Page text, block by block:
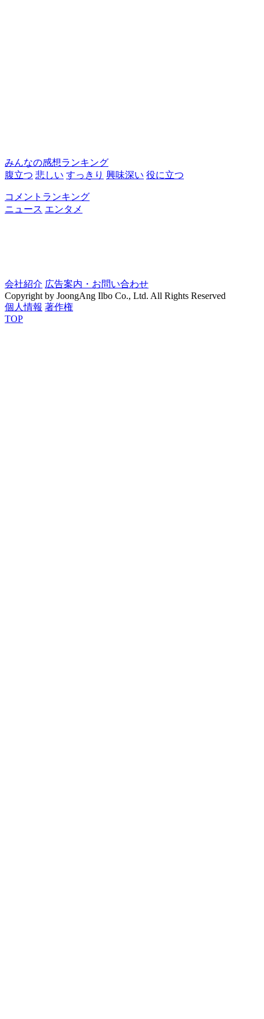
みんなの感想ランキング
腹立つ 悲しい すっきり 興味深い 役に立つ
コメントランキング
ニュース エンタメ
会社紹介 広告案内・お問い合わせ
Copyright by JoongAng Ilbo Co., Ltd. All Rights Reserved
個人情報 著作権
TOP